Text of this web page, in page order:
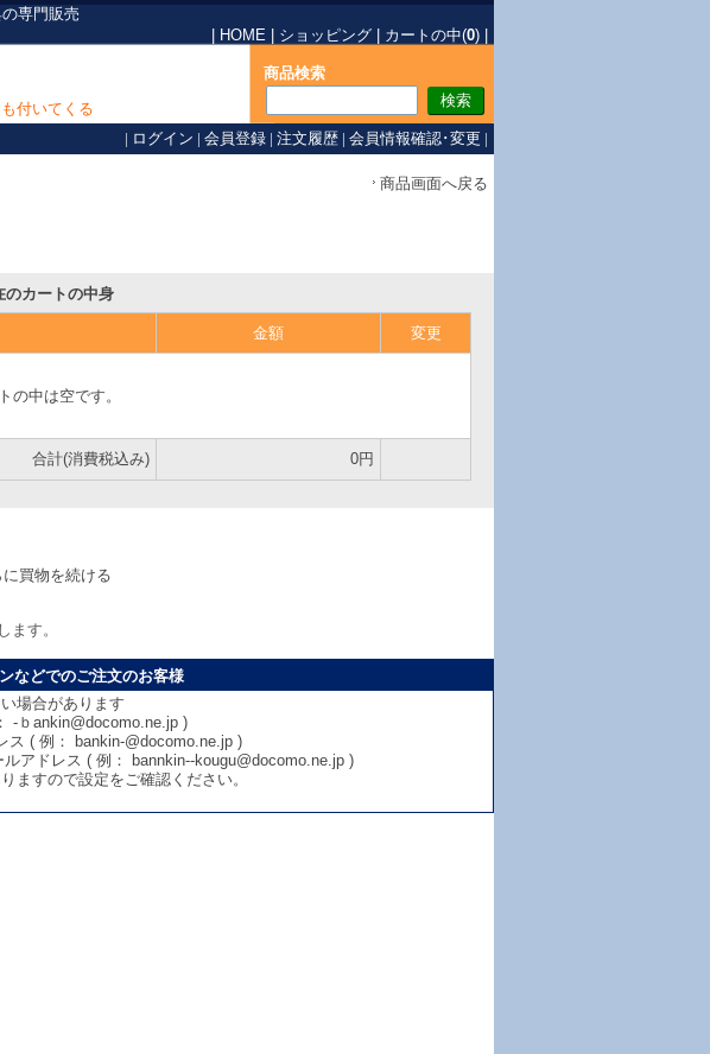
専門販売
HOME ショッピング カートの中(0)
付いてくる
商品検索
| ログイン | 会員登録 | 注文履歴 | 会員情報確認･変更 |
商品画面へ戻る
のカートの中身
金額 変更
の中は空です。
合計(消費税込み) 0円
に買物を続ける
ます。
などでのご注文のお客様
場合があります
-ｂankin@docomo.ne.jp )
ス ( 例： bankin-@docomo.ne.jp )
アドレス ( 例： bannkin--kougu@docomo.ne.jp )
ますので設定をご確認ください。